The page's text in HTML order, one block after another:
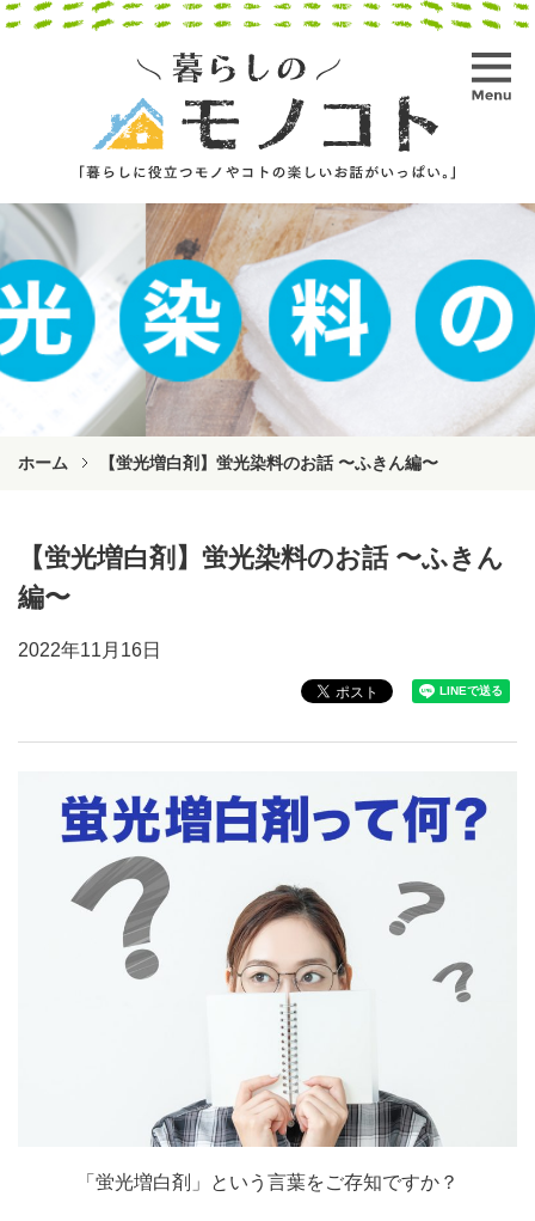
ホーム 【蛍光増白剤】蛍光染料のお話 〜ふきん編〜
【蛍光増白剤】蛍光染料のお話 〜ふきん
編〜
2022年11月16日
「蛍光増白剤」という言葉をご存知ですか？